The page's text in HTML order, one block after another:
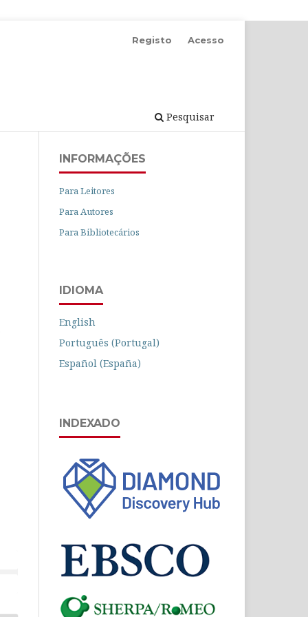
Pesquisar
Registo Acesso
INFORMAÇÕES
Para Leitores
Para Autores
Para Bibliotecários
IDIOMA
English
Português (Portugal)
Español (España)
INDEXADO